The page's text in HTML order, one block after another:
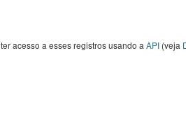
acesso a esses registros usando a API (veja